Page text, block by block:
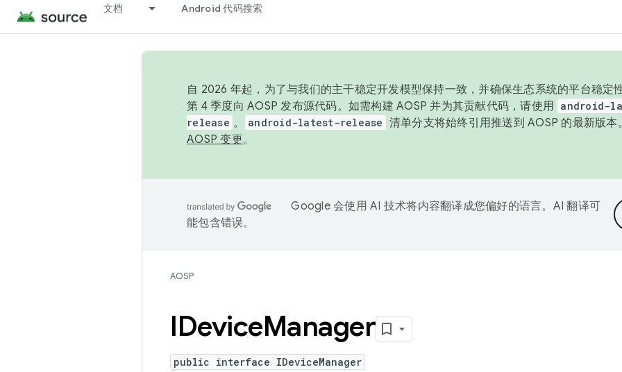
文档 Android 代码搜索
自 2026 年起，为了与我们的主干稳定开发模型保持一致，并确保生态系统的平台稳定
第 4 季度向 AOSP 发布源代码。如需构建 AOSP 并为其贡献代码，请使用 android-
release 。 android-latest-release 清单分支将始终引用推送到 AOSP 的最新版
AOSP 变更。
Google 会使用 AI 技术将内容翻译成您偏好的语言。AI 翻译可
能包含错误。
AOSP
IDeviceManager
public interface IDeviceManager